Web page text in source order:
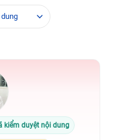
kiểm duyệt nội dung